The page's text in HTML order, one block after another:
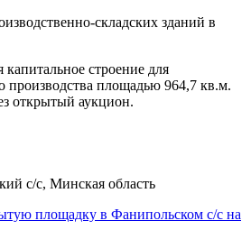
складских зданий в
капитальное строение для
производства площадью 964,7 кв.м.
открытый аукцион.
с/с, Минская область
площадку в Фанипольском с/с на